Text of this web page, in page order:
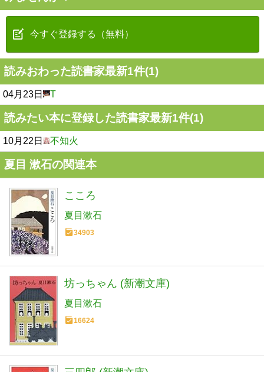
今すぐ登録する（無料）
読みおわった読書家最新1件(1)
04月23日 T
読みたい本に登録した読書家最新1件(1)
10月22日 不知火
夏目 漱石の関連本
こころ
夏目漱石
34903
坊っちゃん (新潮文庫)
夏目漱石
16624